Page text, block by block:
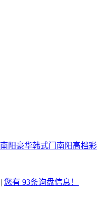
南阳豪华韩式门 南阳高档彩
| 您有 93条询盘信息！